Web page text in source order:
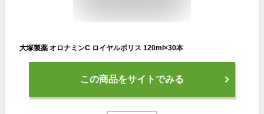
大塚製薬 オロナミンC ロイヤルポリス 120ml×30本
この商品をサイトでみる